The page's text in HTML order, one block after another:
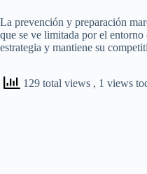
La prevención y preparación
que se ve limitada por el
estrategia y mantiene su
129 total views , 1 views